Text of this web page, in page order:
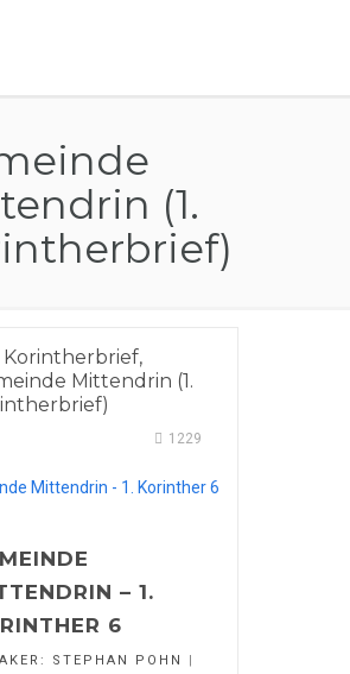
(1.
Korintherbrief,
Mittendrin (1.
1229
– 1.
6
STEPHAN POHN